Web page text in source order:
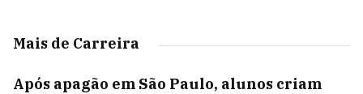
Mais de Carreira
Após apagão em São Paulo, alunos criam